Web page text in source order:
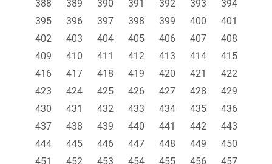
388
389 390 391 392 393
394
395
396 397 398 399 400
401
402
403 404 405 406 407
408
409
410 411 412 413 414
415
416
417 418 419 420 421
422
423
424 425 426 427 428
429
430
431 432 433 434 435
436
437
438 439 440 441 442
443
444
445 446 447 448 449
450
451
452 453 454 455 456
457